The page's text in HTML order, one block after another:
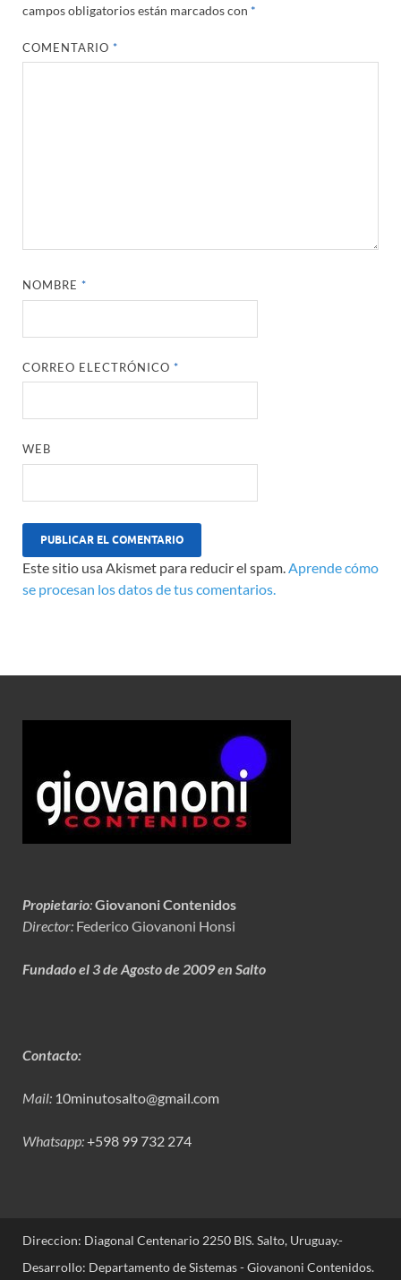
campos obligatorios están marcados con *
COMENTARIO*
NOMBRE*
CORREO ELECTRÓNICO*
WEB
Este sitio usa Akismet para reducir el spam. Aprende cómo
se procesan los datos de tus comentarios.
Propietario:Giovanoni Contenidos
Director: Federico Giovanoni Honsi
Fundado el 3 de Agosto de 2009 en Salto
Contacto:
Mail: 10minutosalto@gmail.com
Whatsapp:+598 99 732 274
Direccion: Diagonal Centenario 2250 BIS. Salto, Uruguay.-
Desarrollo: Departamento de Sistemas - Giovanoni Contenidos.